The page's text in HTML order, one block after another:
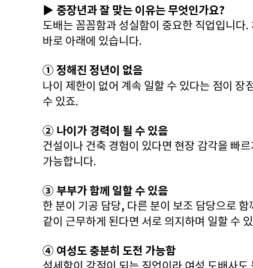
▶ 중장년과 잘 맞는 이유는 무엇인가요?
도배는 꼼꼼함과 성실함이 중요한 직업입니다
바로 아래에 있습니다.
① 정해진 정년이 없음
나이 제한이 없어 계속 일할 수 있다는 점이
수 있죠.
② 나이가 경력이 될 수 있음
건설이나 건축 경험이 있다면 현장 감각을 빠
가능합니다.
③ 부부가 함께 일할 수 있음
한 분이 기공 담당, 다른 분이 보조 담당으로
같이 근무하게 된다면 서로 의지하며 일할 수
④ 여성도 충분히 도전 가능함